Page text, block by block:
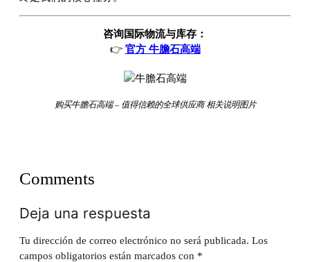
咨询国际物流与库存：
👉 官方 牛膽石高端
购买牛膽石高端 – 值得信赖的全球供应商 相关说明图片
Comments
Deja una respuesta
Tu dirección de correo electrónico no será publicada. Los
campos obligatorios están marcados con *